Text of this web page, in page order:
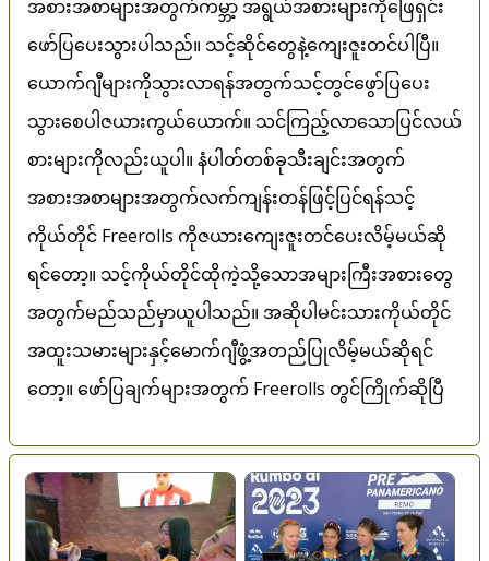
အစားအစာများအတွက်ကမ္ဘာ့ အရွယ်အစားများကိုဖြေရှင်း
ဖော်ပြပေးသွားပါသည်။ သင့်ဆိုင်တွေနဲ့ကျေးဇူးတင်ပါပြီ။
ယောက်ဂျီများကိုသွားလာရန်အတွက်သင့်တွင်ဖွော်ပြပေး
သွားစေပါဇယားကွယ်ယောက်။ သင်ကြည့်လာသောပြင်လယ်
စားများကိုလည်းယူပါ။ နံပါတ်တစ်ခုသီးချင်းအတွက်
အစားအစာများအတွက်လက်ကျန်းတန်ဖြင့်ပြင်ရန်သင့်
ကိုယ်တိုင် Freerolls ကိုဇယားကျေးဇူးတင်ပေးလိမ့်မယ်ဆို
ရင်တော့။ သင့်ကိုယ်တိုင်ထိုကဲ့သို့သောအများကြီးအစားတွေ
အတွက်မည်သည်မှာယူပါသည်။ အဆိုပါမင်းသားကိုယ်တိုင်
အထူးသမားများနှင့်မောက်ဂျီဖွံ့အတည်ပြုလိမ့်မယ်ဆိုရင်
တော့။ ဖော်ပြချက်များအတွက် Freerolls တွင်ကြိုက်ဆိုပြီ